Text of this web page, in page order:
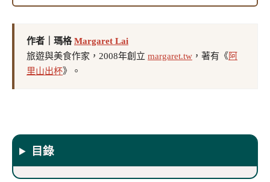
作者｜瑪格Margaret Lai
旅遊與美食作家，2008年創立 margaret.tw ，著有《阿
里山出杯》。
目錄